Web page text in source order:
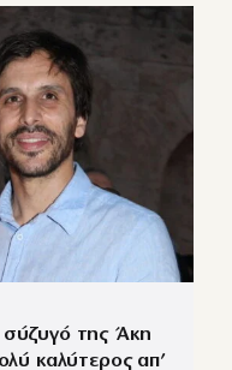
της Άκη
καλύτερος απ’